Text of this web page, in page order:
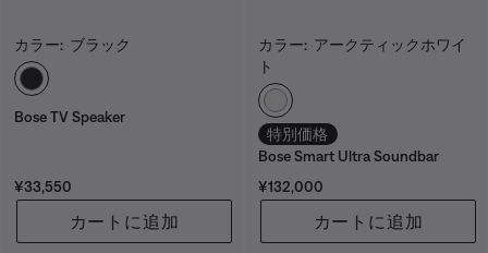
カラー: ブラック
カラーの選択
Bose TV Speaker
価格:
¥33,550
カートに追加
カラー: アークティックホワイ
ト
カラーの選択
特別価格
Bose Smart Ultra Soundbar
価格:
¥132,000
カートに追加